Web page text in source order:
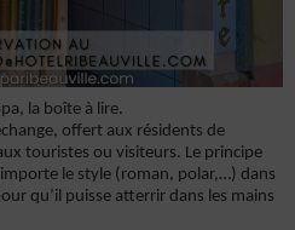
la boîte à lire.
offert aux résidents de
touristes ou visiteurs. Le principe
le style (roman, polar,…) dans
qu’il puisse atterrir dans les mains